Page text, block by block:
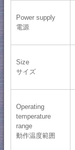
Power supply
電源
Size
サイズ
Operating
temperature
range
動作温度範囲